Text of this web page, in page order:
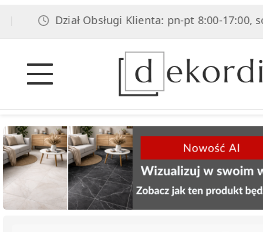
Dział Obsługi Klienta: pn-pt 8:00-17:00, sob